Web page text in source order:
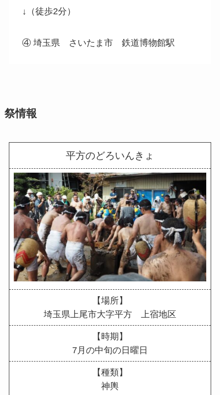
↓（徒歩2分）
④ 埼玉県 さいたま市 鉄道博物館駅
祭情報
平方のどろいんきょ
【場所】
埼玉県上尾市大字平方 上宿地区
【時期】
7月の中旬の日曜日
【種類】
神輿